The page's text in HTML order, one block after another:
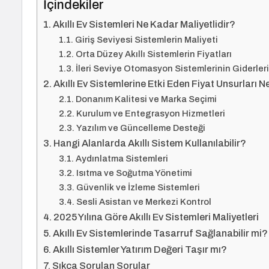
İçindekiler
Akıllı Ev Sistemleri Ne Kadar Maliyetlidir?
Giriş Seviyesi Sistemlerin Maliyeti
Orta Düzey Akıllı Sistemlerin Fiyatları
İleri Seviye Otomasyon Sistemlerinin Giderleri
Akıllı Ev Sistemlerine Etki Eden Fiyat Unsurları
Donanım Kalitesi ve Marka Seçimi
Kurulum ve Entegrasyon Hizmetleri
Yazılım ve Güncelleme Desteği
Hangi Alanlarda Akıllı Sistem Kullanılabilir?
Aydınlatma Sistemleri
Isıtma ve Soğutma Yönetimi
Güvenlik ve İzleme Sistemleri
Sesli Asistan ve Merkezi Kontrol
2025 Yılına Göre Akıllı Ev Sistemleri Maliyetleri
Akıllı Ev Sistemlerinde Tasarruf Sağlanabilir mi?
Akıllı Sistemler Yatırım Değeri Taşır mı?
Sıkça Sorulan Sorular